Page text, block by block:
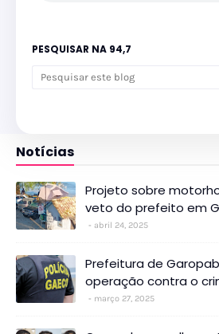
PESQUISAR NA 94,7
Notícias
Projeto sobre
veto do prefeito em
abril 24, 2025
Prefeitura de
operação contra o
março 27, 2025